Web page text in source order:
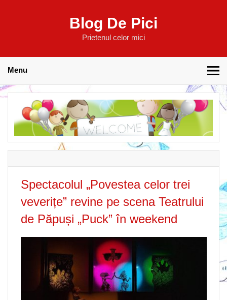
Blog De Pici
Prietenul celor mici
Menu
Spectacolul „Povestea celor trei
veverițe” revine pe scena Teatrului
de Păpuși „Puck” în weekend